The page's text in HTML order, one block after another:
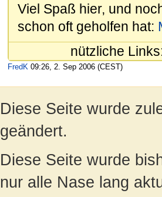
Viel Spaß hier, und
schon oft geholfen hat:
nützliche
FredK 09:26, 2. Sep 2006 (CEST)
Diese Seite wurde
geändert.
Diese Seite wurde
nur alle Nase lang